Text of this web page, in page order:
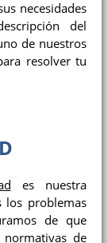
necesidades
del
de nuestros
resolver tu
es nuestra
los problemas
de que
de